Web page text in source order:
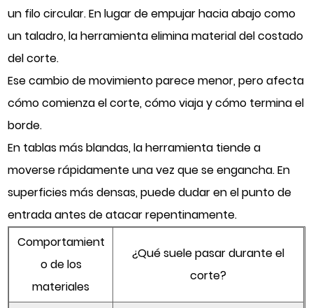
un filo circular. En lugar de empujar hacia abajo como
un taladro, la herramienta elimina material del costado
del corte.
Ese cambio de movimiento parece menor, pero afecta
cómo comienza el corte, cómo viaja y cómo termina el
borde.
En tablas más blandas, la herramienta tiende a
moverse rápidamente una vez que se engancha. En
superficies más densas, puede dudar en el punto de
entrada antes de atacar repentinamente.
Comportamient
o de los
materiales
¿Qué suele pasar durante el
corte?